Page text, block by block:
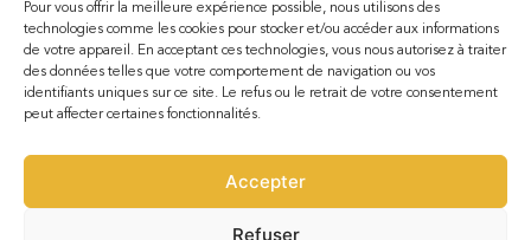
Pour vous offrir la meilleure expérience possible, nous utilisons des
technologies comme les cookies pour stocker et/ou accéder aux informations
de votre appareil. En acceptant ces technologies, vous nous autorisez à traiter
des données telles que votre comportement de navigation ou vos
identifiants uniques sur ce site. Le refus ou le retrait de votre consentement
peut affecter certaines fonctionnalités.
Accepter
Refuser
SUIVEZ-NOUS
Facebook
X
Youtube